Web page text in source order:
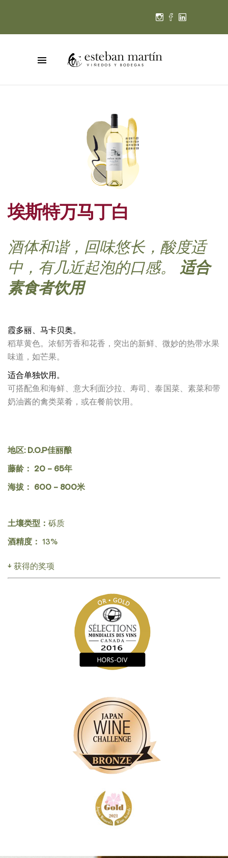
埃斯特万马丁白
酒体和谐，回味悠长，酸度适
中，有几近起泡的口感。 适合
素食者饮用
霞多丽、马卡贝奥。
稻草黄色。浓郁芳香和花香，突出的新鲜、微妙的热带水果
味道，如芒果。
适合单独饮用。
可搭配鱼和海鲜、意大利面沙拉、寿司、泰国菜、素菜和带
奶油酱的禽类菜肴，或在餐前饮用。
地区: D.O.P佳丽酿
藤龄： 20 – 65年
海拔： 600 – 800米
土壤类型： 砾质
酒精度： 13%
↓ 获得的奖项